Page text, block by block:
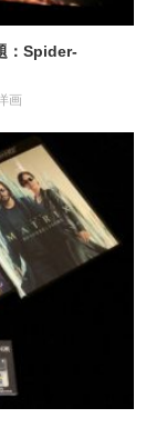
：Spider-
画